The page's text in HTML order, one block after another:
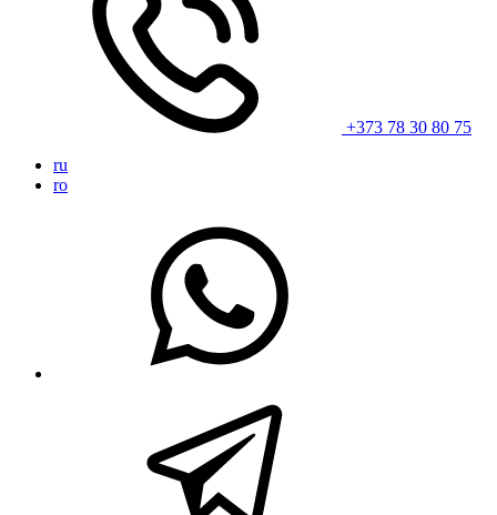
+373 78 30 80 75
ru
ro